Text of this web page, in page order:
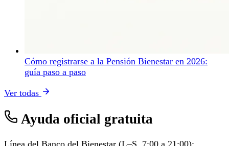
Cómo registrarse a la Pensión Bienestar en 2026:
guía paso a paso
Ver todas
Ayuda oficial gratuita
Línea del Banco del Bienestar (L–S, 7:00 a 21:00):